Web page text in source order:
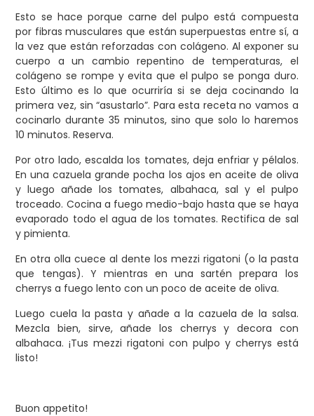
Esto se hace porque carne del pulpo está compuesta
por fibras musculares que están superpuestas entre sí, a
la vez que están reforzadas con colágeno. Al exponer su
cuerpo a un cambio repentino de temperaturas, el
colágeno se rompe y evita que el pulpo se ponga duro.
Esto último es lo que ocurriría si se deja cocinando la
primera vez, sin “asustarlo”. Para esta receta no vamos a
cocinarlo durante 35 minutos, sino que solo lo haremos
10 minutos. Reserva.
Por otro lado, escalda los tomates, deja enfriar y pélalos.
En una cazuela grande pocha los ajos en aceite de oliva
y luego añade los tomates, albahaca, sal y el pulpo
troceado. Cocina a fuego medio-bajo hasta que se haya
evaporado todo el agua de los tomates. Rectifica de sal
y pimienta.
En otra olla cuece al dente los mezzi rigatoni (o la pasta
que tengas). Y mientras en una sartén prepara los
cherrys a fuego lento con un poco de aceite de oliva.
Luego cuela la pasta y añade a la cazuela de la salsa.
Mezcla bien, sirve, añade los cherrys y decora con
albahaca. ¡Tus mezzi rigatoni con pulpo y cherrys está
listo!
Buon appetito!